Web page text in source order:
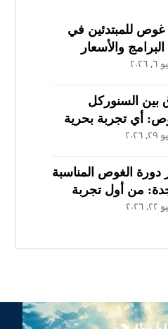
غوص للمبتدئين في
والأسعار
التسجيل
بين السنوركل
أي تجربة بحرية
في جدة؟
دورة الغوص المناسبة
من أول تجربة
الاحترافي